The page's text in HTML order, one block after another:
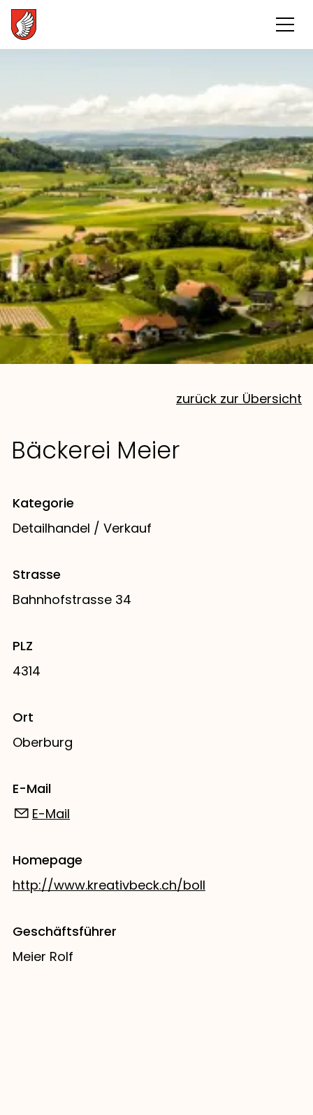
zurück zur Übersicht
Bäckerei Meier
Kategorie
Detailhandel / Verkauf
Strasse
Bahnhofstrasse 34
PLZ
4314
Ort
Oberburg
E-Mail
E-Mail
Homepage
http://www.kreativbeck.ch/boll
Geschäftsführer
Meier Rolf